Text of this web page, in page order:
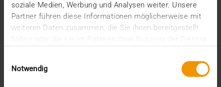
soziale Medien, Werbung und Analysen weiter. Unsere
Partner führen diese Informationen möglicherweise mit
weiteren Daten zusammen, die Sie ihnen bereitgestellt
Notwendig
VISUS HEALTH IT
MEHR ERFAHREN
Letzte Blogbeiträge